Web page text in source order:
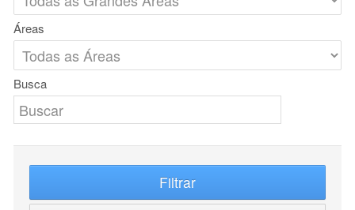
Áreas
Busca
Filtrar